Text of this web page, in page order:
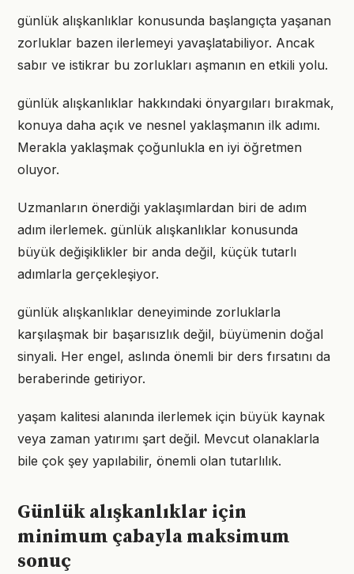
günlük alışkanlıklar konusunda başlangıçta yaşanan
zorluklar bazen ilerlemeyi yavaşlatabiliyor. Ancak
sabır ve istikrar bu zorlukları aşmanın en etkili yolu.
günlük alışkanlıklar hakkındaki önyargıları bırakmak,
konuya daha açık ve nesnel yaklaşmanın ilk adımı.
Merakla yaklaşmak çoğunlukla en iyi öğretmen
oluyor.
Uzmanların önerdiği yaklaşımlardan biri de adım
adım ilerlemek. günlük alışkanlıklar konusunda
büyük değişiklikler bir anda değil, küçük tutarlı
adımlarla gerçekleşiyor.
günlük alışkanlıklar deneyiminde zorluklarla
karşılaşmak bir başarısızlık değil, büyümenin doğal
sinyali. Her engel, aslında önemli bir ders fırsatını da
beraberinde getiriyor.
yaşam kalitesi alanında ilerlemek için büyük kaynak
veya zaman yatırımı şart değil. Mevcut olanaklarla
bile çok şey yapılabilir, önemli olan tutarlılık.
Günlük alışkanlıklar için
minimum çabayla maksimum
sonuç